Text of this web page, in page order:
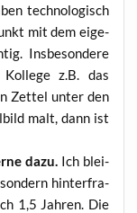
tech­no­lo­gisch
mit dem eige­
Ins­be­son­de­re
z.B. das
Zet­tel unter den
malt, dann ist
dazu. Ich blei­
son­dern hin­ter­fra­
1,5 Jah­ren. Die